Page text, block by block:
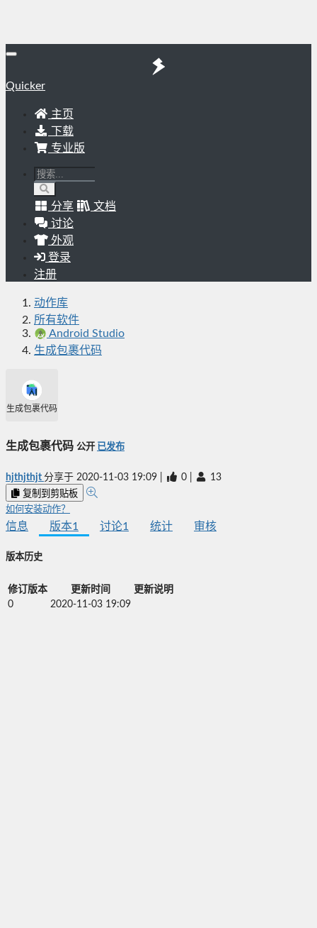
Quicker
主页
下载
专业版
分享
文档
讨论
外观
登录
注册
动作库
所有软件
Android Studio
生成包裹代码
生成包裹代码
生成包裹代码 公开 已发布
hjthjthjt 分享于 2020-11-03 19:09 0 13
复制到剪贴板
如何安装动作？
信息 版本1 讨论1 统计 审核
版本历史
修订版本 更新时间
更新说明
0
2020-11-03 19:09